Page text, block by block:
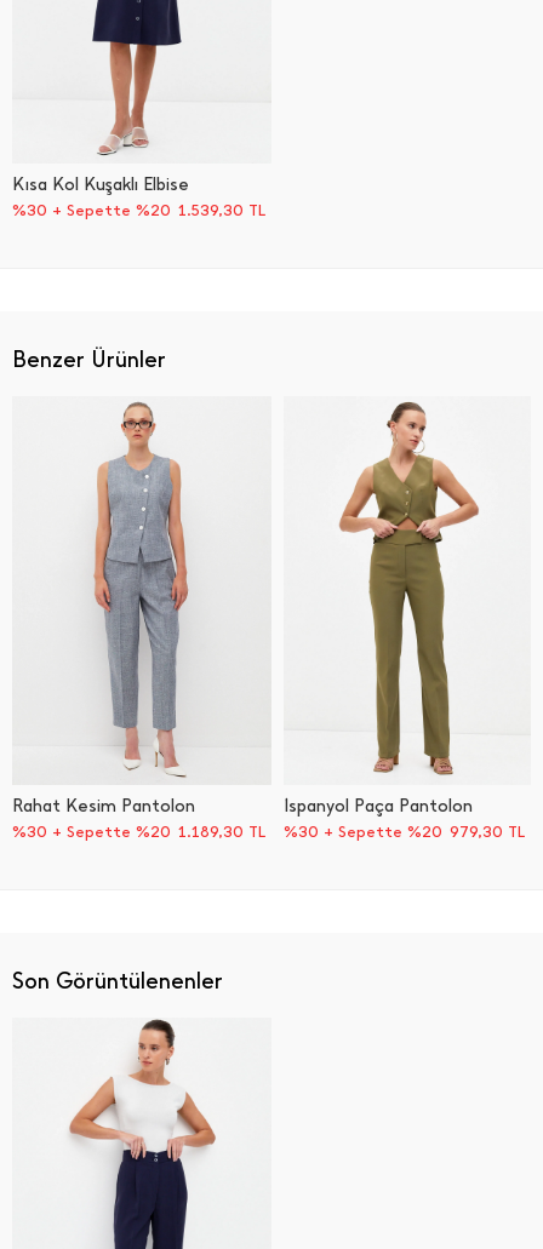
Benzer Ürünler
Rahat Kesim Pantolon
%30 + Sepette %20 1.189,30 TL
İ̇spanyol Paça Pantolon
%30 + Sepette %20 979,30 TL
Kısa Kol Kuşaklı Elbise
%30 + Sepette %20 1.539,30 TL
Son Görüntülenenler